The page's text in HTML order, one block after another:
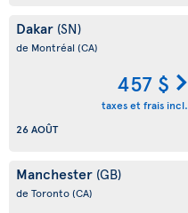
Dakar (SN)
de Montréal (CA)
457 $
taxes et frais incl.
26 AOÛT
Manchester (GB)
de Toronto(CA)